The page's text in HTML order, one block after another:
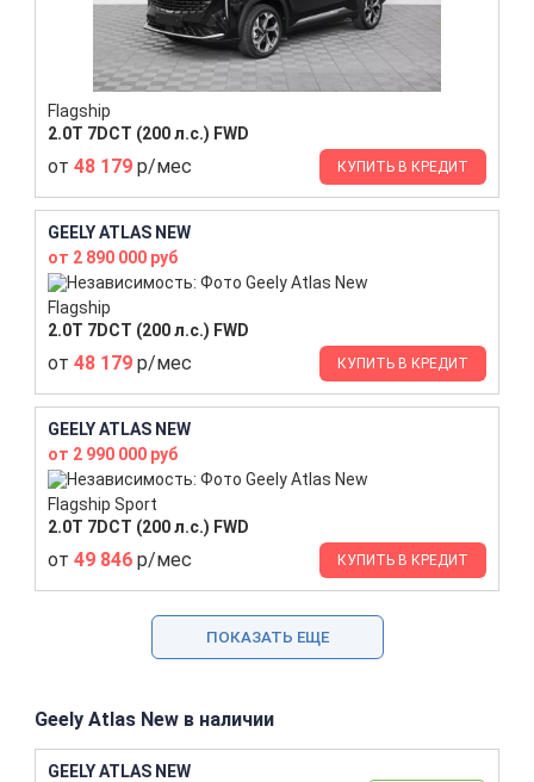
Flagship
2.0T 7DCT (200 л.с.) FWD
от 48 179 р/мес КУПИТЬ В КРЕДИТ
GEELY ATLAS NEW
от 2 890 000 руб
Flagship
2.0T 7DCT (200 л.с.) FWD
от 48 179 р/мес КУПИТЬ В КРЕДИТ
GEELY ATLAS NEW
от 2 990 000 руб
Flagship Sport
2.0T 7DCT (200 л.с.) FWD
от 49 846 р/мес КУПИТЬ В КРЕДИТ
ПОКАЗАТЬ ЕЩЕ
Geely Atlas New в наличии
GEELY ATLAS NEW